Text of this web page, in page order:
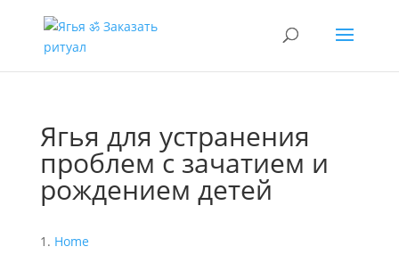
Ягья для устранения
проблем с зачатием и
рождением детей
Home